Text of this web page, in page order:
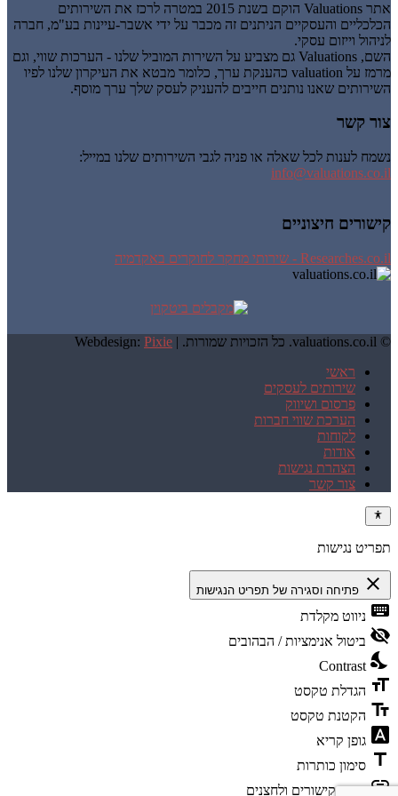
אתר Valuations הוקם בשנת 2015 במטרה לרכז את השירותים
הכלכליים והעסקיים הניתנים זה מכבר על ידי אשבר-עיינות בע"מ, חברה
לניהול וייזום עסקי.
השם, Valuations גם מצביע על השירות המוביל שלנו - הערכות שווי, וגם
מרמז על valuation כהענקת ערך, כלומר מבטא את העיקרון שלנו לפיו
השירותים שאנו נותנים חייבים להעניק לעסק שלך ערך מוסף.
צור קשר
נשמח לענות לכל שאלה או פניה לגבי השירותים שלנו במייל:
info@valuations.co.il
קישורים חיצוניים
Researches.co.il - שירותי מחקר לחוקרים באקדמיה
© valuations.co.il. כל הזכויות שמורות. | Webdesign: Pixie
ראשי
שירותים לעסקים
פרסום ושיווק
הערכת שווי חברות
לקוחות
אודות
הצהרת נגישות
צור קשר
תפריט נגישות
close פתיחה וסגירה של תפריט הנגישות
keyboard ניווט מקלדת
visibility_off ביטול אנימציות / הבהובים
nights_stay
Contrast
format_size הגדלת טקסט
text_fields הקטנת טקסט
font_download גופן קריא
title סימון כותרות
link סימון קישורים ולחצנים